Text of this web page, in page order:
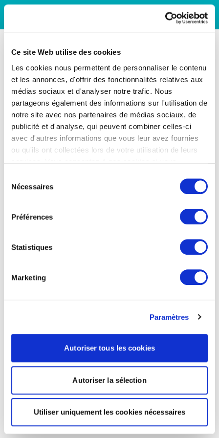
Ce site Web utilise des cookies
Les cookies nous permettent de personnaliser le contenu
et les annonces, d'offrir des fonctionnalités relatives aux
médias sociaux et d'analyser notre trafic. Nous
partageons également des informations sur l'utilisation de
notre site avec nos partenaires de médias sociaux, de
publicité et d'analyse, qui peuvent combiner celles-ci
avec d'autres informations que vous leur avez fournies
ou qu'ils ont collectées lors de votre utilisation de leurs
Nécessaires
Préférences
Statistiques
Marketing
Paramètres
Autoriser tous les cookies
Autoriser la sélection
Utiliser uniquement les cookies nécessaires